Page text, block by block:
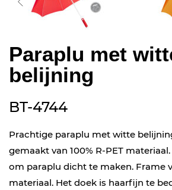
Paraplu met
belijning
BT-4744
Prachtige paraplu met witte
gemaakt van 100% R-PET
om paraplu dicht te maken. Frame
materiaal. Het doek is haarfijn te